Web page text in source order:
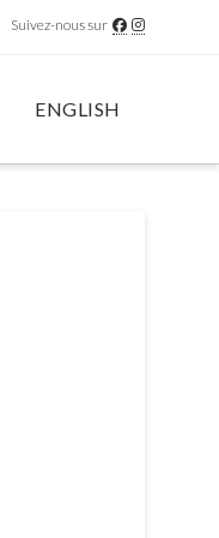
Suivez-nous sur
ENGLISH